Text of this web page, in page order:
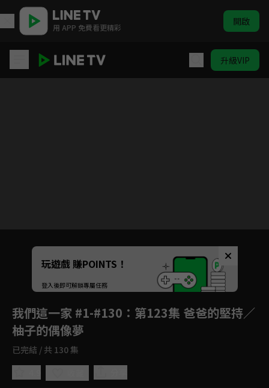
用 APP 免費看更精彩 開啟
升級VIP
Unmute
如有不便請見諒
玩遊戲 賺POINTS！
登入後即可解鎖專屬任務
我們這一家 #1-#130 ：第123集 爸爸的堅持／
柚子的偶像夢
已完結 / 共 130 集